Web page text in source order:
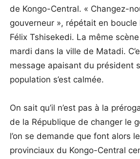
de Kongo-Central. « Changez-
gouverneur », répétait en boucle
Félix Tshisekedi. La même
mardi dans la ville de Matadi.
message apaisant du président
population s’est calmée.
On sait qu’il n’est pas à la
de la République de changer le
l’on se demande que font alors
provinciaux du Kongo-Central